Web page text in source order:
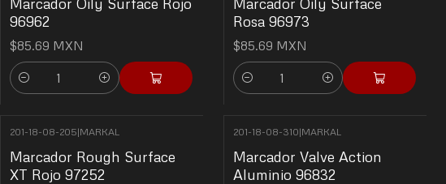
96962
$85.69 MXN
Cantidad
Rosa 96973
$85.69 MXN
Cantidad
201-18-08-205|MARKAL
Marcador Rough Surface
XT Rojo 97252
201-18-08-310|MARKAL
Marcador Valve Action
Aluminio 96832